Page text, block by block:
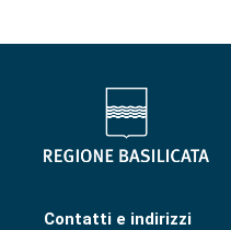
Contatti e indirizzi